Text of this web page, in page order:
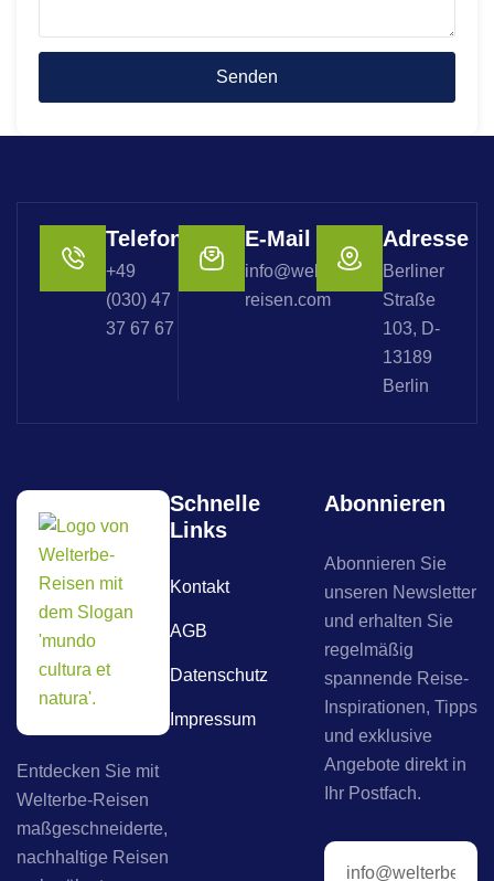
Telefon
+49
(030) 47
37 67 67
E-Mail
info@welterbe-
reisen.com
Adresse
Berliner
Straße
103, D-
13189
Berlin
Entdecken Sie mit
Welterbe-Reisen
maßgeschneiderte,
nachhaltige Reisen
Schnelle
Links
Kontakt
AGB
Datenschutz
Impressum
Abonnieren
Abonnieren Sie
unseren Newsletter
und erhalten Sie
regelmäßig
spannende Reise-
Inspirationen, Tipps
und exklusive
Angebote direkt in
Ihr Postfach.